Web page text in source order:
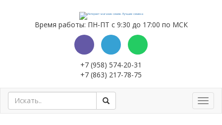
Время работы: ПН-ПТ с 9:30 до 17:00 по МСК
+7 (958) 574-20-31
+7 (863) 217-78-75